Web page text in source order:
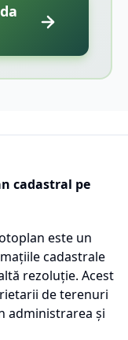
cadastral pe
este un
cadastrale
rezoluție. Acest
de terenuri
administrarea și